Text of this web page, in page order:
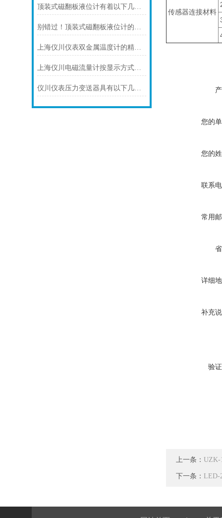
顶装式磁翻板液位计有着以下几大技术特点
别错过！顶装式磁翻板液位计的适用版图，一文解锁核心场景
上海仪川仪表双金属温度计的精度等级是如何划分的
上海仪川电磁流量计按显示方式分类
仪川仪表压力变送器具有以下几大技术特点
传感器连接材料
您的
您的
联系
常用
详细
补充
验
上一条： UZK-
下一条： LED-